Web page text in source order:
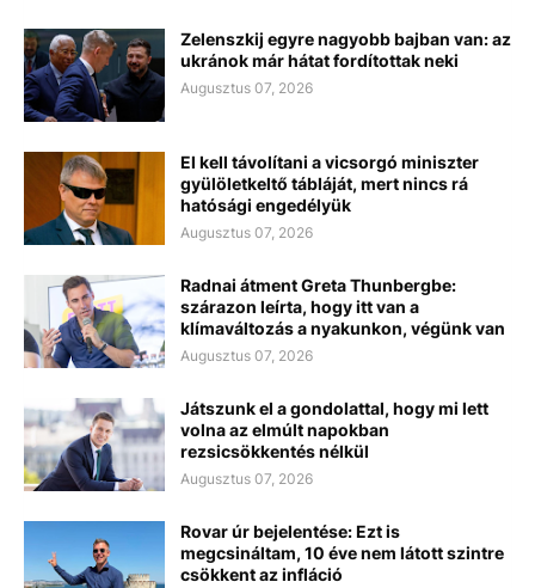
Zelenszkij egyre nagyobb bajban van: az
ukránok már hátat fordítottak neki
Augusztus 07, 2026
El kell távolítani a vicsorgó miniszter
gyülöletkeltő tábláját, mert nincs rá
hatósági engedélyük
Augusztus 07, 2026
Radnai átment Greta Thunbergbe:
szárazon leírta, hogy itt van a
klímaváltozás a nyakunkon, végünk van
Augusztus 07, 2026
Játszunk el a gondolattal, hogy mi lett
volna az elmúlt napokban
rezsicsökkentés nélkül
Augusztus 07, 2026
Rovar úr bejelentése: Ezt is
megcsináltam, 10 éve nem látott szintre
csökkent az infláció